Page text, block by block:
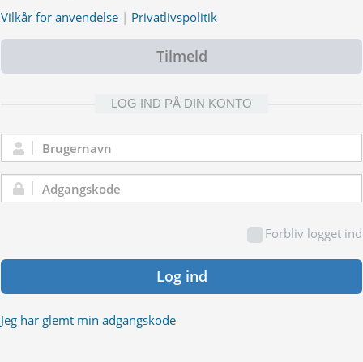
Vilkår for anvendelse | Privatlivspolitik
Tilmeld
LOG IND PÅ DIN KONTO
Brugernavn:
Adgangskode:
Forbliv logget ind
Log ind
Jeg har glemt min adgangskode